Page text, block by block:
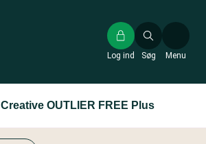
Søg
Log ind Menu
Creative OUTLIER FREE Plus